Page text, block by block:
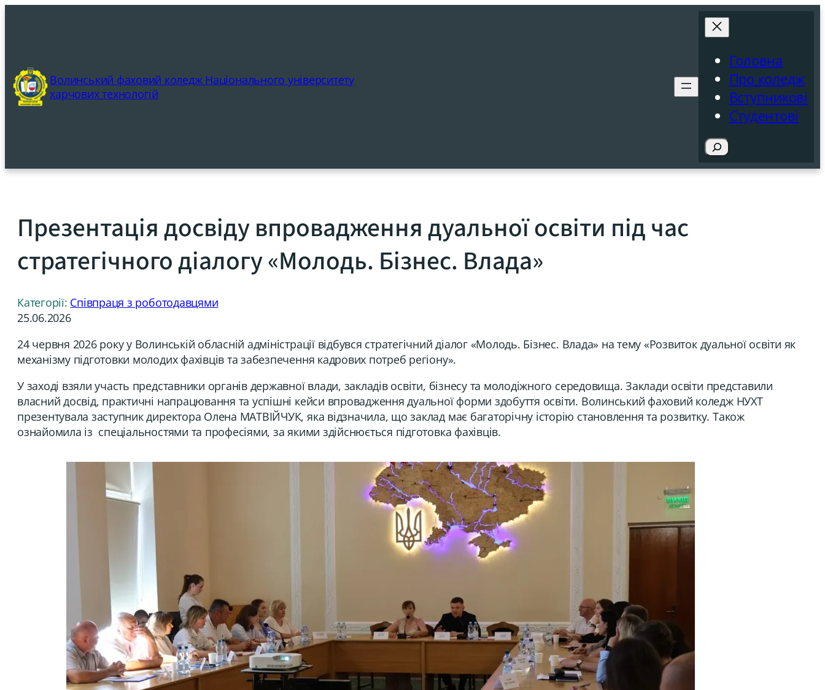
Волинський фаховий коледж Національного університету
харчових технологій
Головна
Про коледж
Вступникові
Студентові
Пошук
Презентація досвіду впровадження дуальної освіти під час
стратегічного діалогу «Молодь. Бізнес. Влада»
Категорії: Співпраця з роботодавцями
25.06.2026
24 червня 2026 року у Волинській обласній адміністрації відбувся стратегічний діалог «Молодь. Бізнес. Влада» на тему «Розвиток дуальної освіти як
механізму підготовки молодих фахівців та забезпечення кадрових потреб регіону».
У заході взяли участь представники органів державної влади, закладів освіти, бізнесу та молодіжного середовища. Заклади освіти представили
власний досвід, практичні напрацювання та успішні кейси впровадження дуальної форми здобуття освіти. Волинський фаховий коледж НУХТ
презентувала заступник директора Олена МАТВІЙЧУК, яка відзначила, що заклад має багаторічну історію становлення та розвитку. Також
ознайомила із спеціальностями та професіями, за якими здійснюється підготовка фахівців.